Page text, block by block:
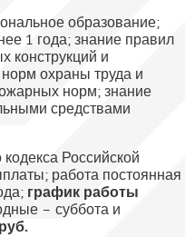
образование;
1 года; знание правил
конструкций и
охраны труда и
норм; знание
средствами
Российской
работа постоянная
график работы
– суббота и